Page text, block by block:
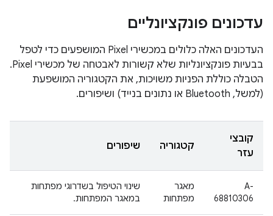
עדכונים פונקציונליים
העדכונים האלה כלולים במכשירי Pixel המושפעים כדי לטפל
בבעיות פונקציונליות שלא קשורות לאבטחה של מכשירי Pixel.
הטבלה כוללת הפניות משויכות, את הקטגוריה המושפעת
(למשל, Bluetooth או נתונים בנייד) ושיפורים.
קובצי
עזר
קטגוריה שיפורים
A-
68810306
מאגר
מפתחות
שינוי הטיפול בשדרוגי מפתחות
במאגר המפתחות.